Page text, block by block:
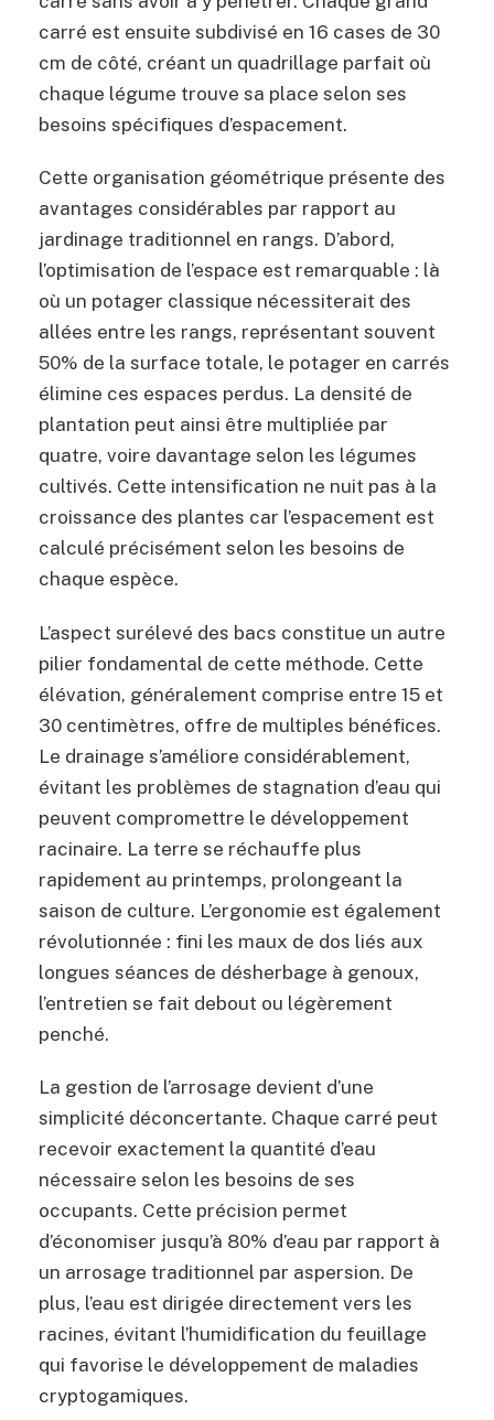
carré est ensuite subdivisé en 16 cases de 30
cm de côté, créant un quadrillage parfait où
chaque légume trouve sa place selon ses
besoins spécifiques d’espacement.
Cette organisation géométrique présente des
avantages considérables par rapport au
jardinage traditionnel en rangs. D’abord,
l’optimisation de l’espace est remarquable : là
où un potager classique nécessiterait des
allées entre les rangs, représentant souvent
50% de la surface totale, le potager en carrés
élimine ces espaces perdus. La densité de
plantation peut ainsi être multipliée par
quatre, voire davantage selon les légumes
cultivés. Cette intensification ne nuit pas à la
croissance des plantes car l’espacement est
calculé précisément selon les besoins de
chaque espèce.
L’aspect surélevé des bacs constitue un autre
pilier fondamental de cette méthode. Cette
élévation, généralement comprise entre 15 et
30 centimètres, offre de multiples bénéfices.
Le drainage s’améliore considérablement,
évitant les problèmes de stagnation d’eau qui
peuvent compromettre le développement
racinaire. La terre se réchauffe plus
rapidement au printemps, prolongeant la
saison de culture. L’ergonomie est également
révolutionnée : fini les maux de dos liés aux
longues séances de désherbage à genoux,
l’entretien se fait debout ou légèrement
penché.
La gestion de l’arrosage devient d’une
simplicité déconcertante. Chaque carré peut
recevoir exactement la quantité d’eau
nécessaire selon les besoins de ses
occupants. Cette précision permet
d’économiser jusqu’à 80% d’eau par rapport à
un arrosage traditionnel par aspersion. De
plus, l’eau est dirigée directement vers les
racines, évitant l’humidification du feuillage
qui favorise le développement de maladies
cryptogamiques.